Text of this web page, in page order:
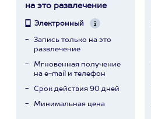
на это развлечение
Электронный
Запись только на это
развлечение
Мгновенная получение
на e-mail и телефон
Срок действия 90 дней
Минимальная цена